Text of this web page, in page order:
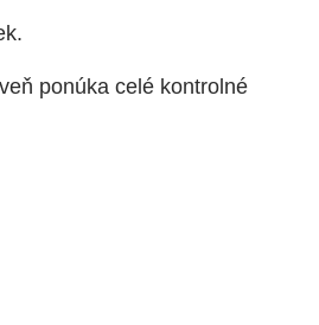
ponúka celé kontrolné